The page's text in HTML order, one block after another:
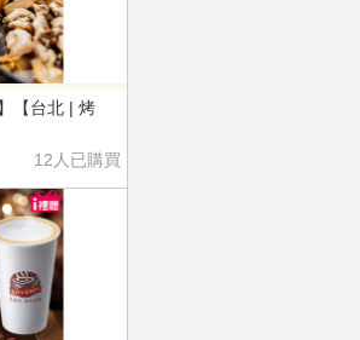
【台北 | 烤
12人已購買